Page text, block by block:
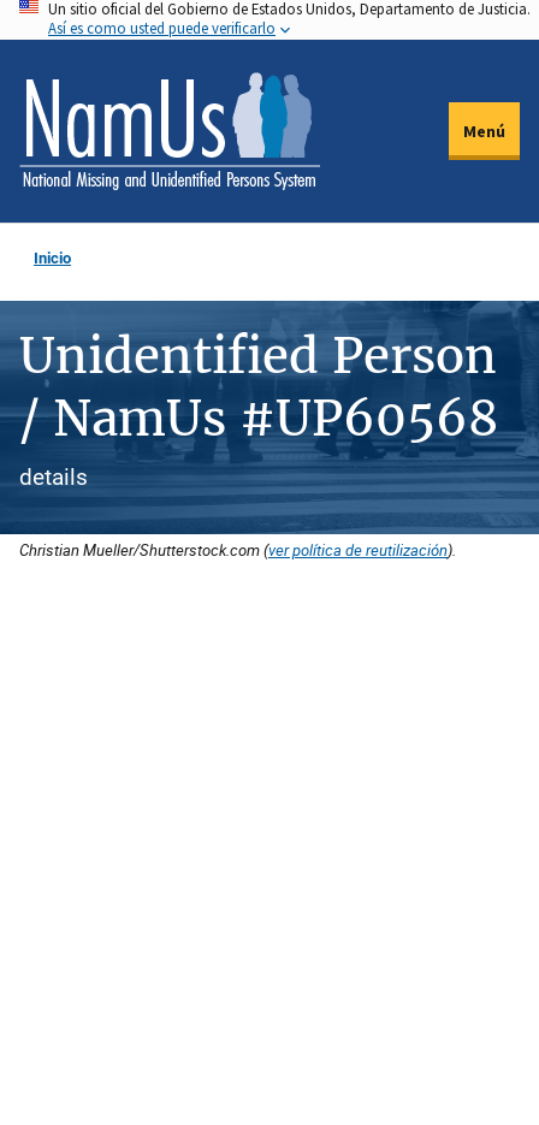
Pasar
al
contenido
principal
Un sitio oficial del Gobierno de Estados Unidos, Departamento de Justicia.
Así es como usted puede verificarlo
Menú
Inicio
Unidentified Person
/ NamUs #UP60568
details
Christian Mueller/Shutterstock.com (ver política de reutilización).